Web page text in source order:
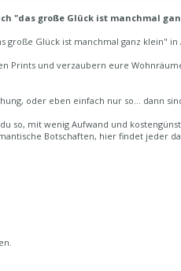
"das große Glück ist manchmal
große Glück ist manchmal ganz klein"
Prints und verzaubern eure
oder eben einfach nur so... dann
so, mit wenig Aufwand und
Botschaften, hier findet jeder